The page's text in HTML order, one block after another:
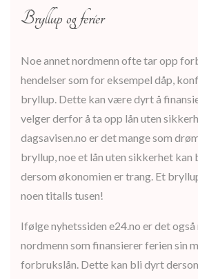
Bryllup og ferier
Noe annet nordmenn ofte tar opp
hendelser som for eksempel dåp,
bryllup. Dette kan være dyrt å
velger derfor å ta opp lån uten
dagsavisen.no er det mange som
bryllup, noe et lån uten sikkerhet kan
dersom økonomien er trang. Et
noen titalls tusen!
Ifølge nyhetssiden e24.no er det
nordmenn som finansierer ferien sin
forbrukslån. Dette kan bli dyrt